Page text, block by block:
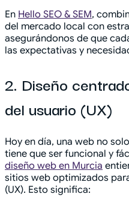
En Hello SEO & SEM,
del mercado local con
asegurándonos de que
las expectativas y
2. Diseño
del usuario (UX)
Hoy en día, una web no
tiene que ser funcional y
diseño web en Murcia
sitios web optimizados
(UX). Esto significa: